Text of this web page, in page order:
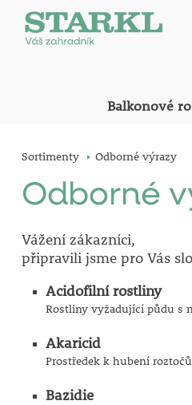
Balkonové
Sortimenty Odborné výrazy
Odborné
Vážení zákazníci,
připravili jsme pro Vás
Acidofilní rostliny
Rostliny vyžadující půdu s
Akaricid
Prostředek k hubení
Bazidie